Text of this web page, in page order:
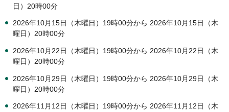
日）20時00分
2026年10月15日（木曜日）19時00分から 2026年10月15日（木
曜日）20時00分
2026年10月22日（木曜日）19時00分から 2026年10月22日（木
曜日）20時00分
2026年10月29日（木曜日）19時00分から 2026年10月29日（木
曜日）20時00分
2026年11月12日（木曜日）19時00分から 2026年11月12日（木